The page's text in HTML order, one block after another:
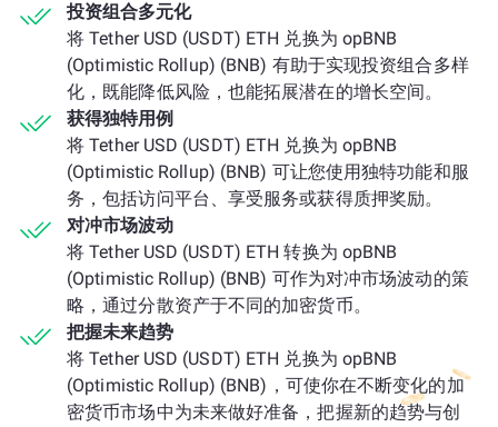
投资组合多元化
将 Tether USD (USDT) ETH 兑换为 opBNB
(Optimistic Rollup) (BNB) 有助于实现投资组合多样
化，既能降低风险，也能拓展潜在的增长空间。
获得独特用例
将 Tether USD (USDT) ETH 兑换为 opBNB
(Optimistic Rollup) (BNB) 可让您使用独特功能和服
务，包括访问平台、享受服务或获得质押奖励。
对冲市场波动
将 Tether USD (USDT) ETH 转换为 opBNB
(Optimistic Rollup) (BNB) 可作为对冲市场波动的策
略，通过分散资产于不同的加密货币。
把握未来趋势
将 Tether USD (USDT) ETH 兑换为 opBNB
(Optimistic Rollup) (BNB)，可使你在不断变化的加
密货币市场中为未来做好准备，把握新的趋势与创